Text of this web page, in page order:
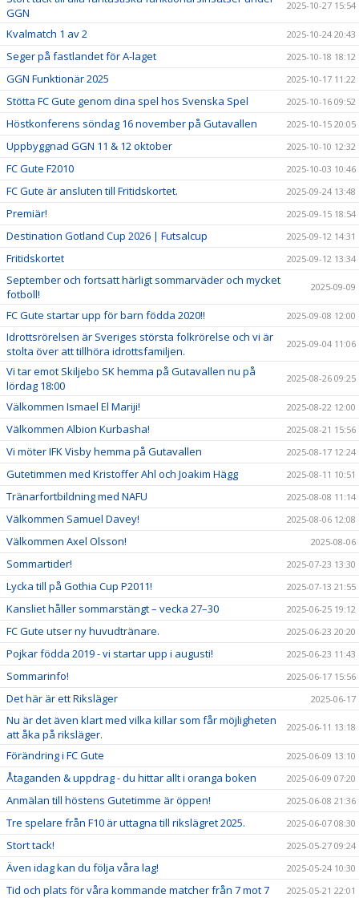
GGN
2025-10-27 15:54
Kvalmatch 1 av 2 2025-10-24 20:43
Seger på fastlandet för A-laget 2025-10-18 18:12
GGN Funktionär 2025 2025-10-17 11:22
Stötta FC Gute genom dina spel hos Svenska Spel 2025-10-16 09:52
Höstkonferens söndag 16 november på Gutavallen 2025-10-15 20:05
Uppbyggnad GGN 11 & 12 oktober 2025-10-10 12:32
FC Gute F2010 2025-10-03 10:46
FC Gute är ansluten till Fritidskortet. 2025-09-24 13:48
Premiär! 2025-09-15 18:54
Destination Gotland Cup 2026 | Futsalcup 2025-09-12 14:31
Fritidskortet 2025-09-12 13:34
September och fortsatt härligt sommarväder och mycket
fotboll!
2025-09-09
FC Gute startar upp för barn födda 2020!! 2025-09-08 12:00
Idrottsrörelsen är Sveriges största folkrörelse och vi är
stolta över att tillhöra idrottsfamiljen.
2025-09-04 11:06
Vi tar emot Skiljebo SK hemma på Gutavallen nu på
lördag 18:00
2025-08-26 09:25
Välkommen Ismael El Mariji! 2025-08-22 12:00
Välkommen Albion Kurbasha! 2025-08-21 15:56
Vi möter IFK Visby hemma på Gutavallen 2025-08-17 12:24
Gutetimmen med Kristoffer Ahl och Joakim Hägg 2025-08-11 10:51
Tränarfortbildning med NAFU 2025-08-08 11:14
Välkommen Samuel Davey! 2025-08-06 12:08
Välkommen Axel Olsson! 2025-08-06
Sommartider! 2025-07-23 13:30
Lycka till på Gothia Cup P2011! 2025-07-13 21:55
Kansliet håller sommarstängt – vecka 27–30 2025-06-25 19:12
FC Gute utser ny huvudtränare. 2025-06-23 20:20
Pojkar födda 2019 - vi startar upp i augusti! 2025-06-23 11:43
Sommarinfo! 2025-06-17 15:56
Det här är ett Riksläger 2025-06-17
Nu är det även klart med vilka killar som får möjligheten
att åka på riksläger.
2025-06-11 13:18
Förändring i FC Gute 2025-06-09 13:10
Åtaganden & uppdrag - du hittar allt i oranga boken 2025-06-09 07:20
Anmälan till höstens Gutetimme är öppen! 2025-06-08 21:36
Tre spelare från F10 är uttagna till rikslägret 2025. 2025-06-07 08:30
Stort tack! 2025-05-27 09:24
Även idag kan du följa våra lag! 2025-05-24 10:30
Tid och plats för våra kommande matcher från 7 mot 7 2025-05-21 22:01